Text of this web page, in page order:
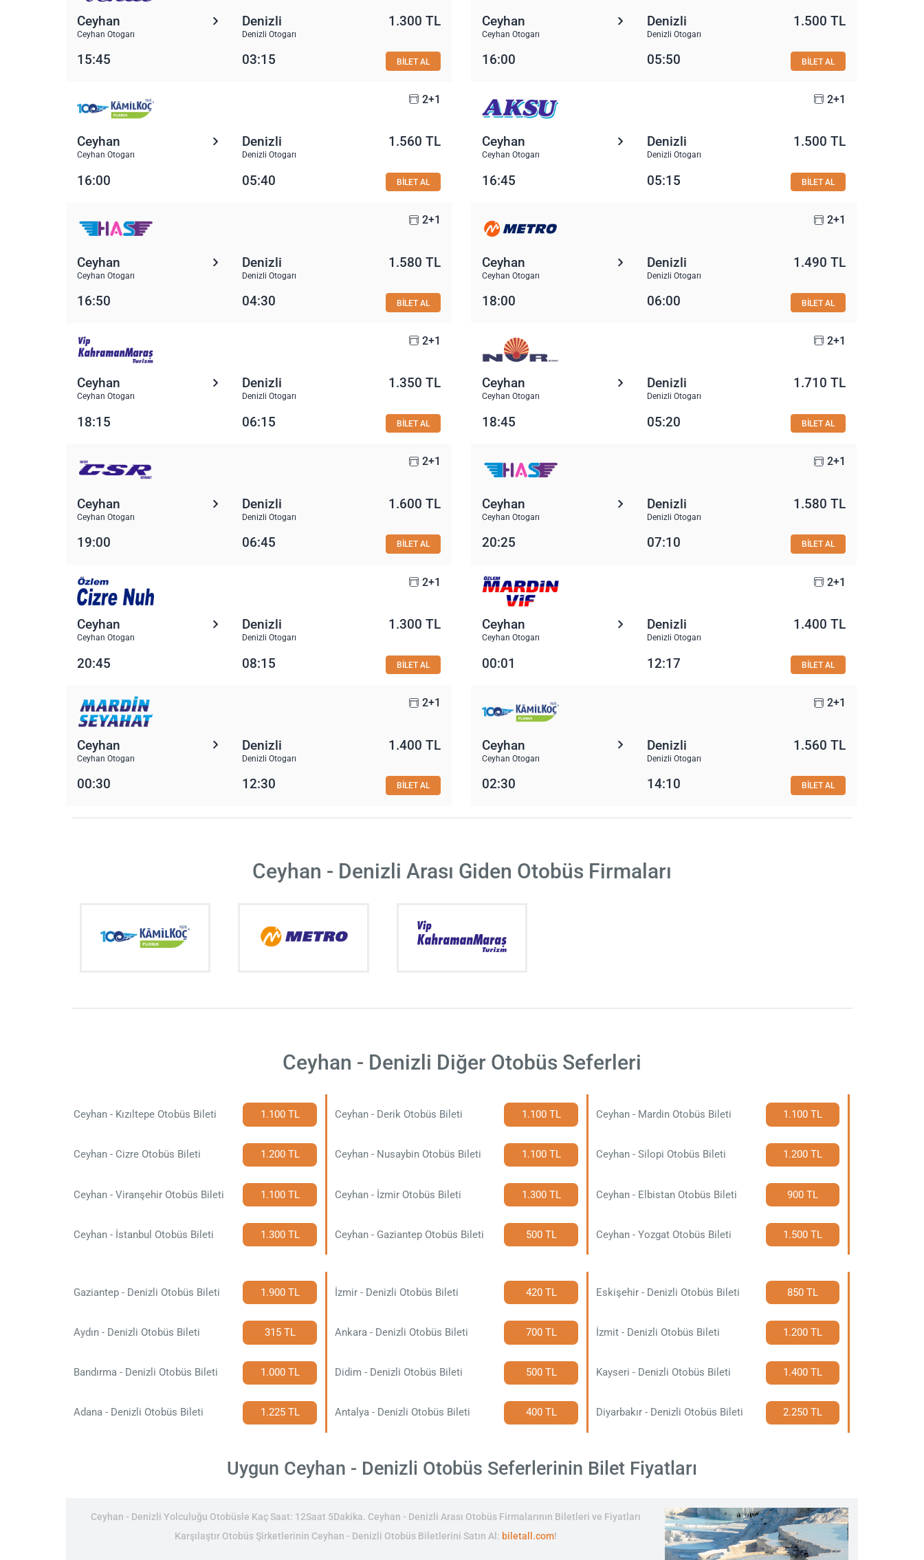
Ceyhan
Ceyhan Otogarı
Denizli
Denizli Otogarı
1.300 TL
15:45 03:15 BİLET AL
Ceyhan
Ceyhan Otogarı
Denizli
Denizli Otogarı
1.500 TL
16:00 05:50 BİLET AL
2+1
Ceyhan
Ceyhan Otogarı
Denizli
Denizli Otogarı
1.560 TL
16:00 05:40 BİLET AL
2+1
Ceyhan
Ceyhan Otogarı
Denizli
Denizli Otogarı
1.500 TL
16:45 05:15 BİLET AL
2+1
Ceyhan
Ceyhan Otogarı
Denizli
Denizli Otogarı
1.580 TL
16:50 04:30 BİLET AL
2+1
Ceyhan
Ceyhan Otogarı
Denizli
Denizli Otogarı
1.490 TL
18:00 06:00 BİLET AL
2+1
Ceyhan
Ceyhan Otogarı
Denizli
Denizli Otogarı
1.350 TL
18:15 06:15 BİLET AL
2+1
Ceyhan
Ceyhan Otogarı
Denizli
Denizli Otogarı
1.710 TL
18:45 05:20 BİLET AL
2+1
Ceyhan
Ceyhan Otogarı
Denizli
Denizli Otogarı
1.600 TL
19:00 06:45 BİLET AL
2+1
Ceyhan
Ceyhan Otogarı
Denizli
Denizli Otogarı
1.580 TL
20:25 07:10 BİLET AL
2+1
Ceyhan
Ceyhan Otogarı
Denizli
Denizli Otogarı
1.300 TL
20:45 08:15 BİLET AL
2+1
Ceyhan
Ceyhan Otogarı
Denizli
Denizli Otogarı
1.400 TL
00:01 12:17 BİLET AL
2+1
Ceyhan
Ceyhan Otogarı
Denizli
Denizli Otogarı
1.400 TL
00:30 12:30 BİLET AL
2+1
Ceyhan
Ceyhan Otogarı
Denizli
Denizli Otogarı
1.560 TL
02:30 14:10 BİLET AL
Ceyhan - Denizli Arası Giden Otobüs Firmaları
Ceyhan - Denizli Diğer Otobüs Seferleri
Ceyhan - Kızıltepe Otobüs Bileti 1.100 TL Ceyhan - Derik Otobüs Bileti 1.100 TL Ceyhan - Mardin Otobüs Bileti 1.100 TL
Ceyhan - Cizre Otobüs Bileti 1.200 TL Ceyhan - Nusaybin Otobüs Bileti 1.100 TL Ceyhan - Silopi Otobüs Bileti 1.200 TL
Ceyhan - Viranşehir Otobüs Bileti 1.100 TL Ceyhan - İzmir Otobüs Bileti 1.300 TL Ceyhan - Elbistan Otobüs Bileti 900 TL
Ceyhan - İstanbul Otobüs Bileti 1.300 TL Ceyhan - Gaziantep Otobüs Bileti 500 TL Ceyhan - Yozgat Otobüs Bileti 1.500 TL
Gaziantep - Denizli Otobüs Bileti 1.900 TL İzmir - Denizli Otobüs Bileti 420 TL Eskişehir - Denizli Otobüs Bileti 850 TL
Aydın - Denizli Otobüs Bileti 315 TL Ankara - Denizli Otobüs Bileti 700 TL İzmit - Denizli Otobüs Bileti 1.200 TL
Bandırma - Denizli Otobüs Bileti 1.000 TL Didim - Denizli Otobüs Bileti 500 TL Kayseri - Denizli Otobüs Bileti 1.400 TL
Adana - Denizli Otobüs Bileti 1.225 TL Antalya - Denizli Otobüs Bileti 400 TL Diyarbakır - Denizli Otobüs Bileti 2.250 TL
Uygun Ceyhan - Denizli Otobüs Seferlerinin Bilet Fiyatları
Ceyhan - Denizli Yolculuğu Otobüsle Kaç Saat: 12Saat 5Dakika. Ceyhan - Denizli Arası Otobüs Firmalarının Biletleri ve Fiyatları
Karşılaştır Otobüs Şirketlerinin Ceyhan - Denizli Otobüs Biletlerini Satın Al: biletall.com!